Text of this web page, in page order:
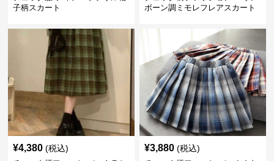
子柄スカート
ボーン調ミモレフレアスカート
¥4,380 (税込) ¥3,880 (税込)